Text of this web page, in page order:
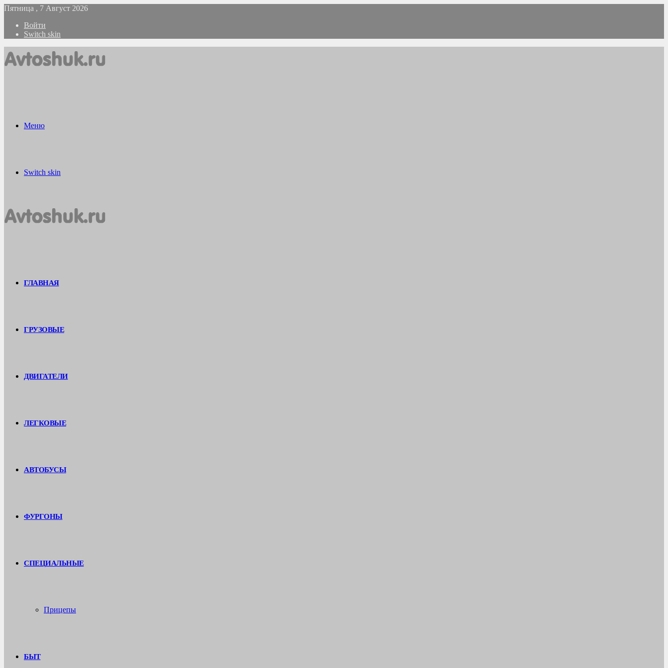
Пятница , 7 Август 2026
Войти
Switch skin
Меню
Switch skin
ГЛАВНАЯ
ГРУЗОВЫЕ
ДВИГАТЕЛИ
ЛЕГКОВЫЕ
АВТОБУСЫ
ФУРГОНЫ
СПЕЦИАЛЬНЫЕ
Прицепы
БЫТ